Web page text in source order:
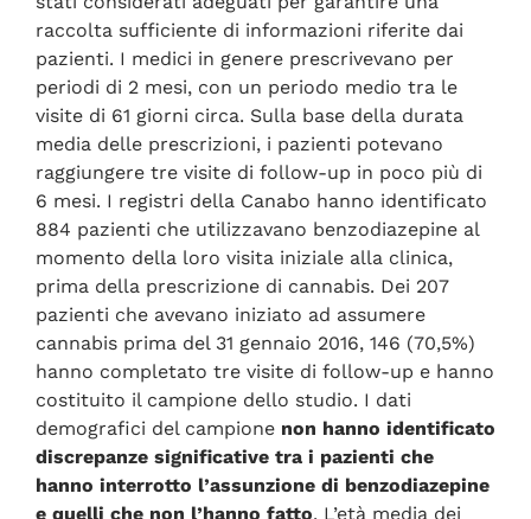
raccolta sufficiente di informazioni riferite dai
pazienti. I medici in genere prescrivevano per
periodi di 2 mesi, con un periodo medio tra le
visite di 61 giorni circa. Sulla base della durata
media delle prescrizioni, i pazienti potevano
raggiungere tre visite di follow-up in poco più di
6 mesi. I registri della Canabo hanno identificato
884 pazienti che utilizzavano benzodiazepine al
momento della loro visita iniziale alla clinica,
prima della prescrizione di cannabis. Dei 207
pazienti che avevano iniziato ad assumere
cannabis prima del 31 gennaio 2016, 146 (70,5%)
hanno completato tre visite di follow-up e hanno
costituito il campione dello studio. I dati
demografici del campione non hanno identificato
discrepanze significative tra i pazienti che
hanno interrotto l’assunzione di benzodiazepine
e quelli che non l’hanno fatto. L’età media dei